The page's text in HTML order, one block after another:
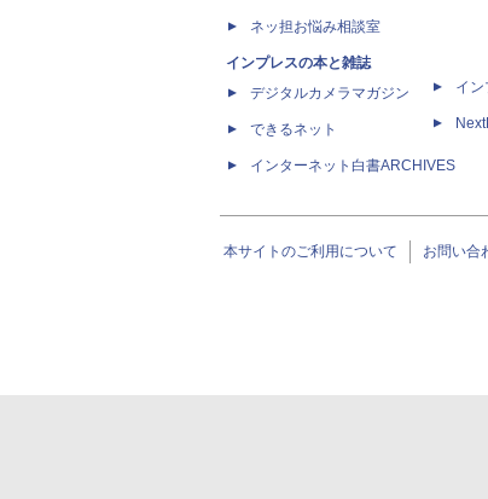
ネッ担お悩み相談室
インプレスの本と雑誌
デジタルカメラマガジン
できるネット
インターネット白書ARCHIVES
イン
本サイトのご利用について お問い合